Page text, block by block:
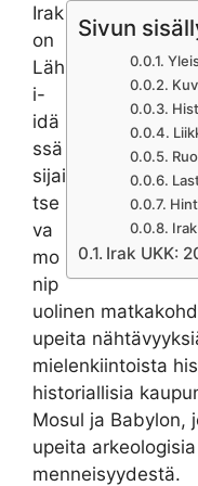
Sivun
Irak UKK:
Irak
on
Läh
i-
idä
ssä
sijai
tse
va
mo
nip
uolinen
upeita
mielenkiintoista
historiallisia
Mosul ja Babylon,
upeita
menneisyydestä.